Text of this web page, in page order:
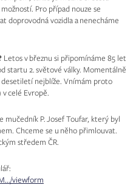
Pro případ nouze se
doprovodná vozidla a nenecháme
Letos v březnu si připomínáme 85 let
startu 2. světové války. Momentálně
nejblíže. Vnímám proto
celé Evropě.
mučedník P. Josef Toufar, který byl
Chceme se u něho přimlouvat.
středem ČR.
viewform